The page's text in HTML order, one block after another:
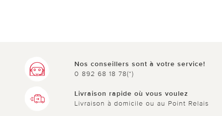
Nos conseillers sont à votre service!
0 892 68 18 78(*)
Livraison rapide où vous voulez
Livraison à domicile ou au Point Relais